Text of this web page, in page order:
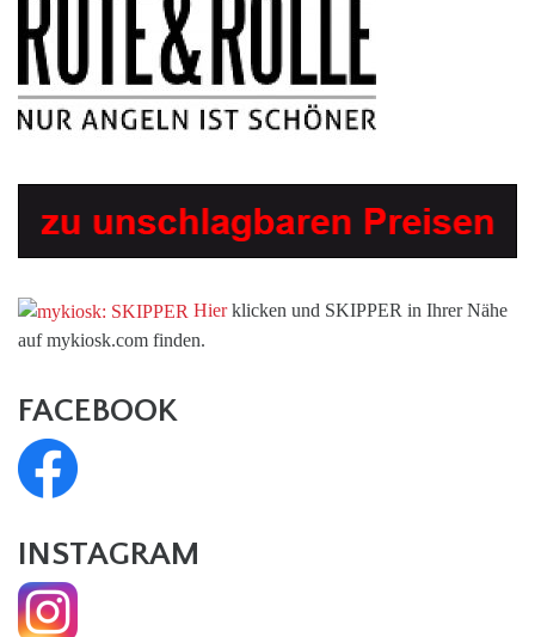
Hierklicken und SKIPPER in Ihrer Nähe
auf mykiosk.com finden.
FACEBOOK
INSTAGRAM